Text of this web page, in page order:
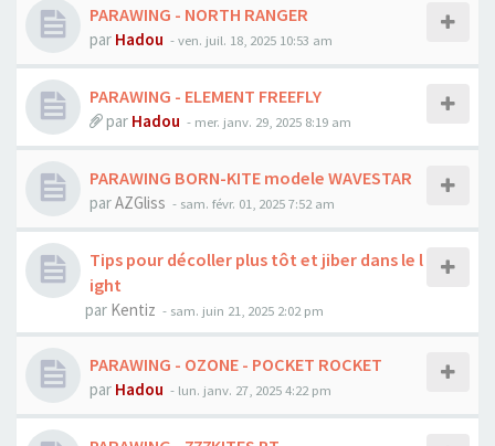
PARAWING - NORTH RANGER
par Hadou -ven. juil. 18, 2025 10:53 am
PARAWING - ELEMENT FREEFLY
par Hadou - mer. janv. 29, 2025 8:19 am
PARAWING BORN-KITE modele WAVESTAR
parAZGliss - sam. févr. 01, 2025 7:52 am
Tips pour décoller plus tôt et jiber dans le l
ight
par Kentiz - sam. juin 21, 2025 2:02 pm
PARAWING - OZONE - POCKET ROCKET
par Hadou - lun. janv. 27, 2025 4:22 pm